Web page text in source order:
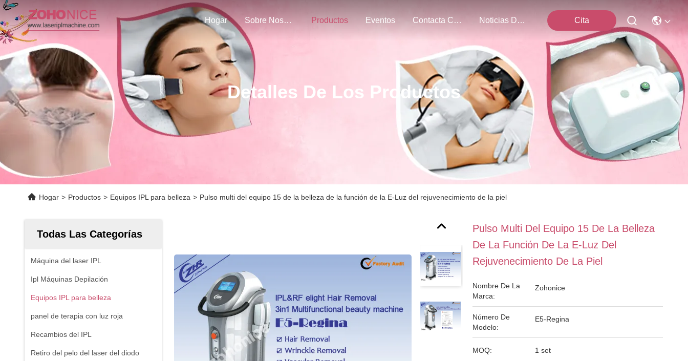
Hogar Sobre Nosotros Productos Eventos Contacta Con Nosotros Noticias De La Compañía Cita
Detalles De Los Productos
Hogar > Productos > Equipos IPL para belleza > Pulso multi del equipo 15 de la belleza de la función de la E-Luz del rejuvenecimiento de la piel
Todas Las Categorías
Máquina del laser IPL
Ipl Máquinas Depilación
Equipos IPL para belleza
panel de terapia con luz roja
Recambios del IPL
Retiro del pelo del laser del diodo
Pulso Multi Del Equipo 15 De La Belleza
De La Función De La E-Luz Del
Rejuvenecimiento De La Piel
Nombre De La
Marca:
Zohonice
Número De
Modelo:
E5-Regina
MOQ: 1 set